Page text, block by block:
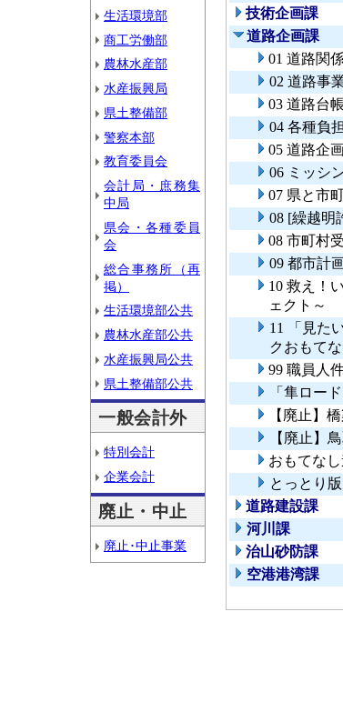
生活環境部
商工労働部
農林水産部
水産振興局
県土整備部
警察本部
教育委員会
会計局・庶務集
中局
県会・各種委員
会
総合事務所（再
掲）
生活環境部公共
農林水産部公共
水産振興局公共
県土整備部公共
一般会計外
特別会計
企業会計
廃止・中止
廃止･中止事業
技術企画課
道路企画課
01 道路関
02 道路事
03 道路台
04 各種負
05 道路企
06 ミッシ
07 県と市
08 [繰越明
08 市町村
09 都市計
10 救え！
ェクト～
11 「見た
クおもて
99 職員人
「隼ロー
【廃止】
【廃止】
おもてな
とっとり
道路建設課
河川課
治山砂防課
空港港湾課